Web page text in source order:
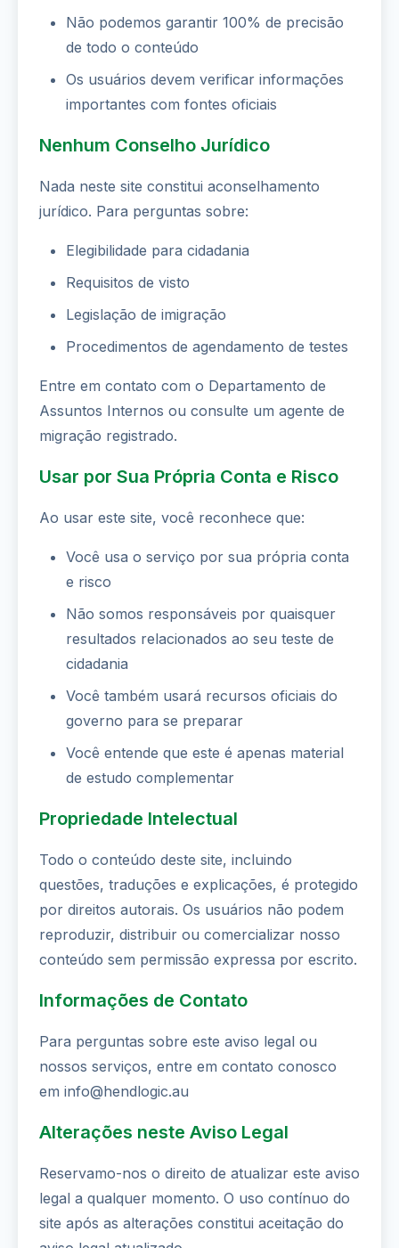
Não podemos garantir 100% de precisão
de todo o conteúdo
Os usuários devem verificar informações
importantes com fontes oficiais
Nenhum Conselho Jurídico
Nada neste site constitui aconselhamento
jurídico. Para perguntas sobre:
Elegibilidade para cidadania
Requisitos de visto
Legislação de imigração
Procedimentos de agendamento de testes
Entre em contato com o Departamento de
Assuntos Internos ou consulte um agente de
migração registrado.
Usar por Sua Própria Conta e Risco
Ao usar este site, você reconhece que:
Você usa o serviço por sua própria conta
e risco
Não somos responsáveis por quaisquer
resultados relacionados ao seu teste de
cidadania
Você também usará recursos oficiais do
governo para se preparar
Você entende que este é apenas material
de estudo complementar
Propriedade Intelectual
Todo o conteúdo deste site, incluindo
questões, traduções e explicações, é protegido
por direitos autorais. Os usuários não podem
reproduzir, distribuir ou comercializar nosso
conteúdo sem permissão expressa por escrito.
Informações de Contato
Para perguntas sobre este aviso legal ou
nossos serviços, entre em contato conosco
em info@hendlogic.au
Alterações neste Aviso Legal
Reservamo-nos o direito de atualizar este aviso
legal a qualquer momento. O uso contínuo do
site após as alterações constitui aceitação do